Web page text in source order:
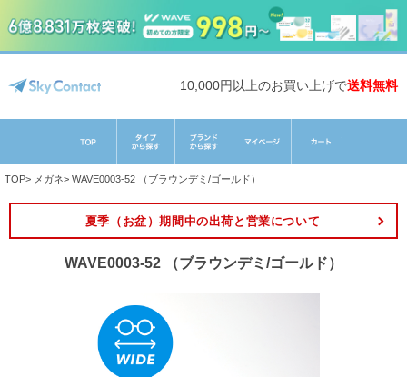
10,000円以上のお買い上げで送料無料
TOP> メガネ> WAVE0003-52 （ブラウンデミ/ゴールド）
夏季（お盆）期間中の出荷と営業について
WAVE0003-52 （ブラウンデミ/ゴールド）